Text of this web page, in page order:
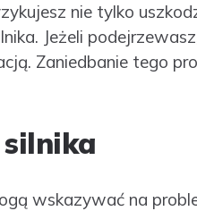
nie tylko
Jeżeli
Zaniedbanie tego
wskazywać na